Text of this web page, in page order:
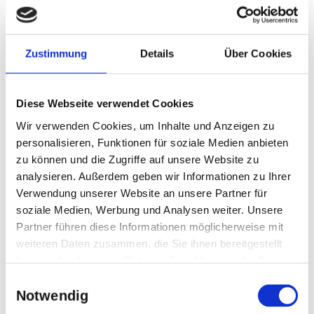
Zustimmung Details Über Cookies
Diese Webseite verwendet Cookies
Wir verwenden Cookies, um Inhalte und Anzeigen zu
personalisieren, Funktionen für soziale Medien anbieten
zu können und die Zugriffe auf unsere Website zu
analysieren. Außerdem geben wir Informationen zu Ihrer
Verwendung unserer Website an unsere Partner für
soziale Medien, Werbung und Analysen weiter. Unsere
Partner führen diese Informationen möglicherweise mit
weiteren Daten zusammen, die Sie ihnen bereitgestellt
Notwendig
Dorothee Keil und Friedrich Mayer-Oertel
die originale Inszenierung aus dem
Gärtnerplatztheater eingerichtet. Die
Premiere fand am 9.November 2002 statt.
aus dem Archiv des Bayerischen
Rundfunks aus dem Jahre 1996, der
Aufführung aus dem Staatstheater am
Gärtnerplatz.
Marionetten- und Figurenspiel nach W.
Hiller und M. Ende